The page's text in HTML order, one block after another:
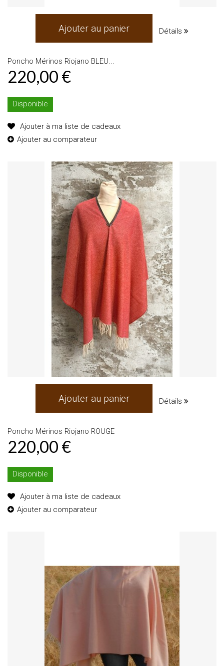
Ajouter au panier Détails
Poncho Mérinos Riojano BLEU...
220,00 €
Disponible
Ajouter à ma liste de cadeaux
Ajouter au comparateur
Ajouter au panier Détails
Poncho Mérinos Riojano ROUGE
220,00 €
Disponible
Ajouter à ma liste de cadeaux
Ajouter au comparateur